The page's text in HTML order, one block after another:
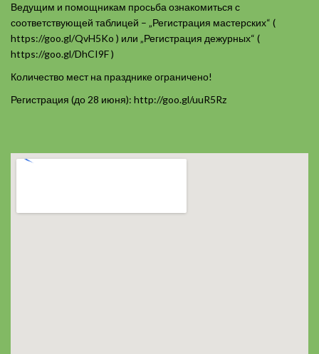
Ведущим и помощникам просьба ознакомиться с
соответствующей таблицей – „Регистрация мастерских“ (
https://goo.gl/QvH5Ko ) или „Регистрация дежурных“ (
https://goo.gl/DhCI9F )
Количество мест на празднике ограничено!
Регистрация (до 28 июня): http://goo.gl/uuR5Rz